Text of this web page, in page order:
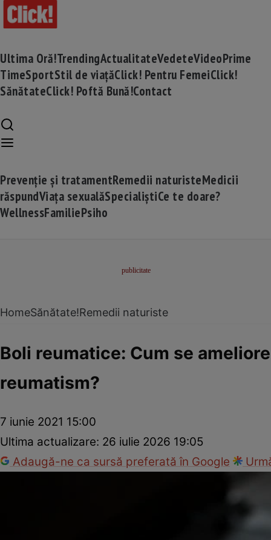
Ultima Oră!TrendingActualitateVedeteVideoPrime
TimeSportStil de viațăClick! Pentru FemeiClick!
SănătateClick! Poftă Bună!Contact
Prevenție și tratamentRemedii naturisteMedicii
răspundViața sexualăSpecialiștiCe te doare?
WellnessFamiliePsiho
HomeSănătate!Remedii naturiste
Boli reumatice: Cum se
reumatism?
7 iunie 2021 15:00
Ultima actualizare: 26 iulie 2026 19:05
Adaugă-ne ca sursă preferată în Google